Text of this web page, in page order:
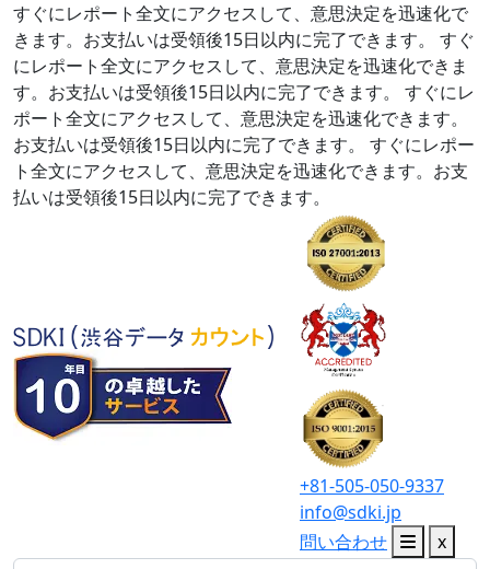
すぐにレポート全文にアクセスして、意思決定を迅速化で
きます。お支払いは受領後15日以内に完了できます。
すぐ
にレポート全文にアクセスして、意思決定を迅速化できま
す。お支払いは受領後15日以内に完了できます。
すぐにレ
ポート全文にアクセスして、意思決定を迅速化できます。
お支払いは受領後15日以内に完了できます。
すぐにレポー
ト全文にアクセスして、意思決定を迅速化できます。お支
払いは受領後15日以内に完了できます。
+81-505-050-9337
info@sdki.jp
問い合わせ
x